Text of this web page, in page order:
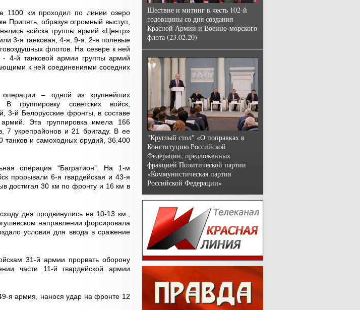
1100 км проходил по линии озеро
образуя огромный выступ,
войска группы армий «Центр»
3-я танковая, 4-я, 9-я, 2-я полевые
флотов. На севере к ней
4-й танковой армии группы армий
к ней соединениями соседних
операции – одной из крупнейших
группировку советских войск,
3-й Белорусские фронты, в составе
Эта группировка имела 166
7 укрепрайонов и 21 бригаду. В ее
танков и самоходных орудий, 36.400
операция “Багратион”. На 1-м
прорывали 6-я гвардейская и 43-я
достигал 30 км по фронту и 16 км в
дня продвинулись на 10-13 км.,
направлении форсировала
условия для ввода в сражение
31-й армии прорвать оборону
части 11-й гвардейской армии
я армия, нанося удар на фронте 12
Шествие и митинг в честь 102-й
годовщины со дня создания
Красной Армии и Военно-морского
флота (23.02.20)
"Круглый стол" «О поправках в
Конституцию Российской
Федерации, предложенных
фракцией Политической партии
«Коммунистическая партия
Российской Федерации»